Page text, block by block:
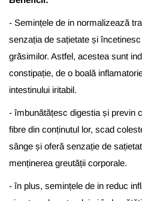
- Semințele de in normalizează
senzația de sațietate și
grăsimilor. Astfel, acestea sunt
constipație, de o boală
intestinului iritabil.
- îmbunătățesc digestia și previn
fibre din conținutul lor, scad
sânge și oferă senzație de
menținerea greutății corporale.
- în plus, semințele de in reduc